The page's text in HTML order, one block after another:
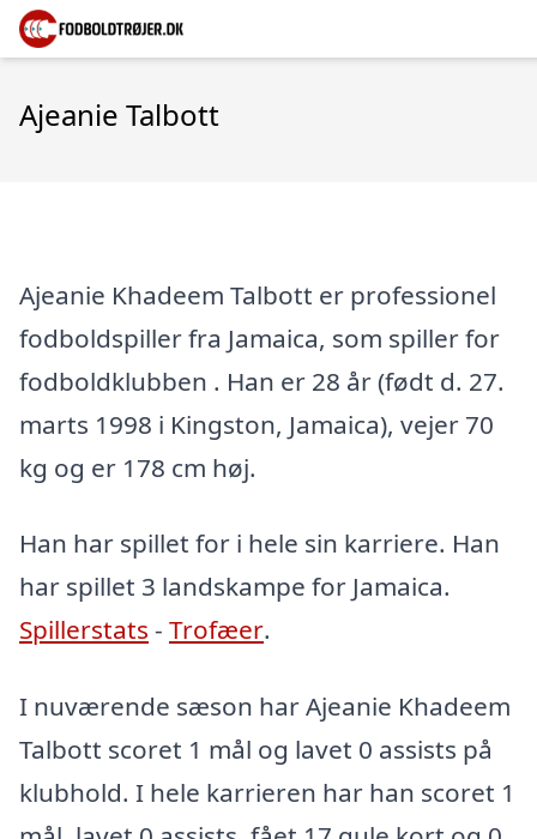
Ajeanie Talbott
Ajeanie Khadeem Talbott er professionel
fodboldspiller fra Jamaica, som spiller for
fodboldklubben . Han er 28 år (født d. 27.
marts 1998 i Kingston, Jamaica), vejer 70
kg og er 178 cm høj.
Han har spillet for i hele sin karriere. Han
har spillet 3 landskampe for Jamaica.
Spillerstats - Trofæer.
I nuværende sæson har Ajeanie Khadeem
Talbott scoret 1 mål og lavet 0 assists på
klubhold. I hele karrieren har han scoret 1